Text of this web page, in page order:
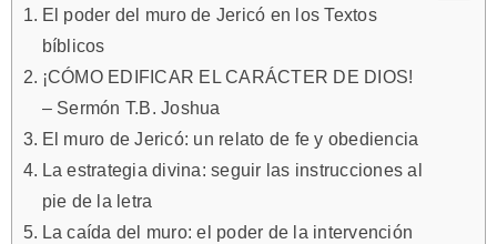
El poder del muro de Jericó en los Textos
bíblicos
¡CÓMO EDIFICAR EL CARÁCTER DE DIOS!
– Sermón T.B. Joshua
El muro de Jericó: un relato de fe y obediencia
La estrategia divina: seguir las instrucciones al
pie de la letra
La caída del muro: el poder de la intervención